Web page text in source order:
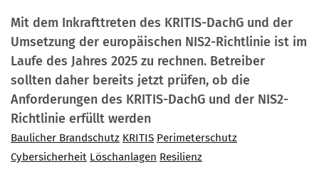
Mit dem Inkrafttreten des KRITIS-DachG und der
Umsetzung der europäischen NIS2-Richtlinie ist im
Laufe des Jahres 2025 zu rechnen. Betreiber
sollten daher bereits jetzt prüfen, ob die
Anforderungen des KRITIS-DachG und der NIS2-
Richtlinie erfüllt werden
Baulicher Brandschutz KRITIS Perimeterschutz
Cybersicherheit Löschanlagen Resilienz